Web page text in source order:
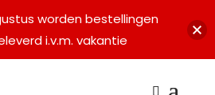
worden bestellingen
i.v.m. vakantie